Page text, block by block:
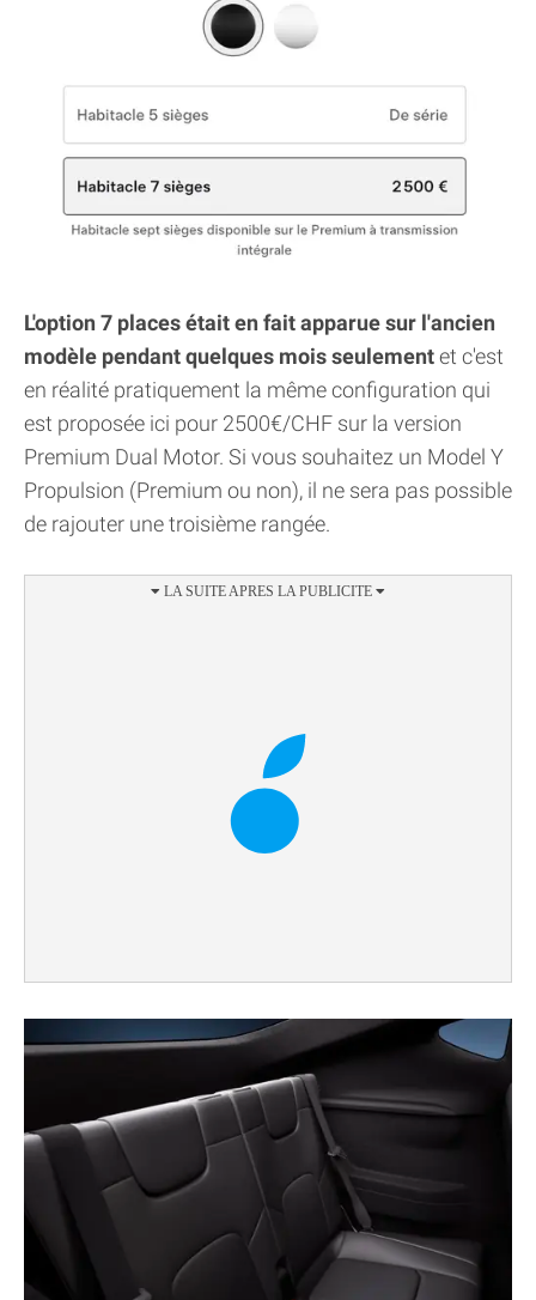
L'option 7 places était en fait apparue sur l'ancien
modèle pendant quelques mois seulementet c'est
en réalité pratiquement la même configuration qui
est proposée ici pour 2500€/CHF sur la version
Premium Dual Motor. Si vous souhaitez un Model Y
Propulsion (Premium ou non), il ne sera pas possible
de rajouter une troisième rangée.